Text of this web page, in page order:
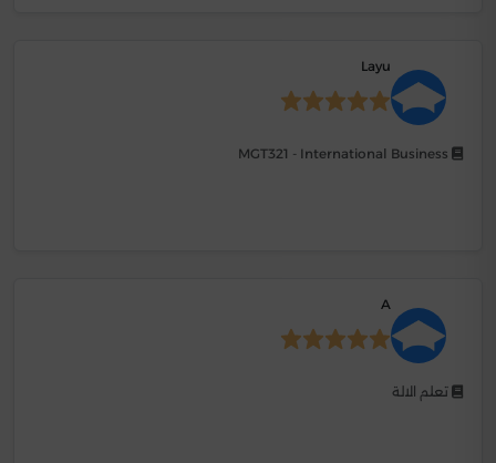
Layu
A
تعلم الالة